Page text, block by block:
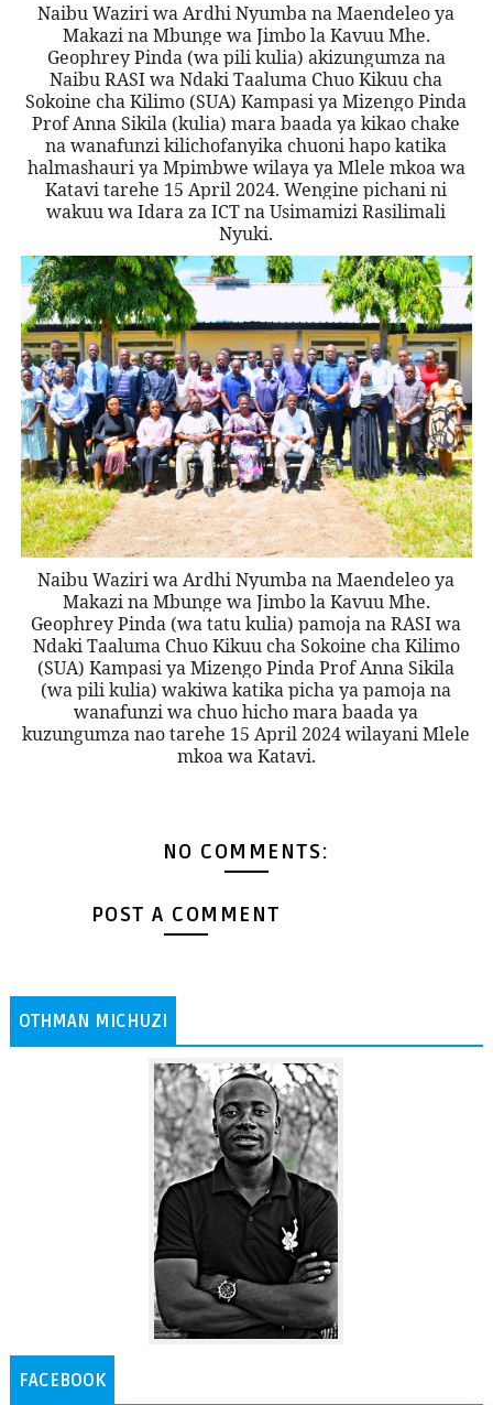
Naibu Waziri wa Ardhi Nyumba na Maendeleo ya
Makazi na Mbunge wa Jimbo la Kavuu Mhe.
Geophrey Pinda (wa pili kulia) akizungumza na
Naibu RASI wa Ndaki Taaluma Chuo Kikuu cha
Sokoine cha Kilimo (SUA) Kampasi ya Mizengo Pinda
Prof Anna Sikila (kulia) mara baada ya kikao chake
na wanafunzi kilichofanyika chuoni hapo katika
halmashauri ya Mpimbwe wilaya ya Mlele mkoa wa
Katavi tarehe 15 April 2024. Wengine pichani ni
wakuu wa Idara za ICT na Usimamizi Rasilimali
Nyuki.
Naibu Waziri wa Ardhi Nyumba na Maendeleo ya
Makazi na Mbunge wa Jimbo la Kavuu Mhe.
Geophrey Pinda (wa tatu kulia) pamoja na RASI wa
Ndaki Taaluma Chuo Kikuu cha Sokoine cha Kilimo
(SUA) Kampasi ya Mizengo Pinda Prof Anna Sikila
(wa pili kulia) wakiwa katika picha ya pamoja na
wanafunzi wa chuo hicho mara baada ya
kuzungumza nao tarehe 15 April 2024 wilayani Mlele
mkoa wa Katavi.
NO COMMENTS:
POST A COMMENT
OTHMAN MICHUZI
FACEBOOK